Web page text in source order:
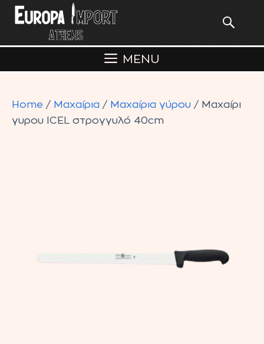
Skip
MENU
Home / Μαχαίρια / Μαχαίρια γύρου / Μαχαίρι
γυρου ICEL στρογγυλό 40cm